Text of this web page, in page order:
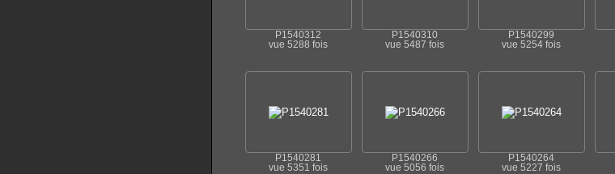
P1540312
vue 5288 fois
P1540310
vue 5487 fois
P1540299
vue 5254 fois
P1540281
vue 5351 fois
P1540266
vue 5056 fois
P1540264
vue 5227 fois